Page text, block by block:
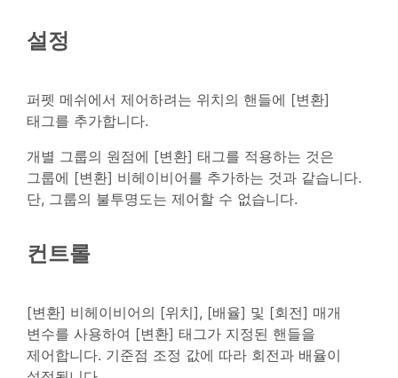
설정
퍼펫 메쉬에서 제어하려는 위치의 핸들에 [변환]
태그를 추가합니다.
개별 그룹의 원점에 [변환] 태그를 적용하는 것은
그룹에 [변환] 비헤이비어를 추가하는 것과 같습니다.
단, 그룹의 불투명도는 제어할 수 없습니다.
컨트롤
[변환] 비헤이비어의 [위치], [배율] 및 [회전] 매개
변수를 사용하여 [변환] 태그가 지정된 핸들을
제어합니다. 기준점 조정 값에 따라 회전과 배율이